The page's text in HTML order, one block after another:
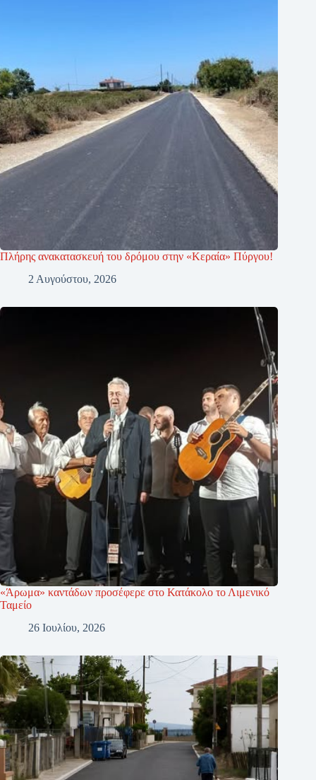
Πλήρης ανακατασκευή του δρόμου στην «Κεραία» Πύργου!
2 Αυγούστου, 2026
«Άρωμα» καντάδων προσέφερε στο Κατάκολο το Λιμενικό
Ταμείο
26 Ιουλίου, 2026